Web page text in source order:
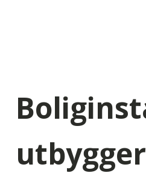
utbygger